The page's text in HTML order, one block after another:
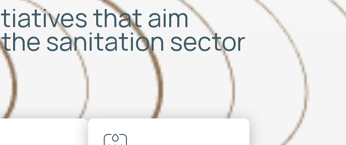
that aim
sanitation sector